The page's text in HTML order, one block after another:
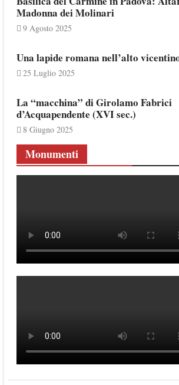
Madonna dei Molinari
9 Agosto 2025
Una lapide romana nell’alto
25 Luglio 2025
La “macchina” di Girolamo Fabrici
d’Acquapendente (XVI sec.)
8 Giugno 2025
Monumenti